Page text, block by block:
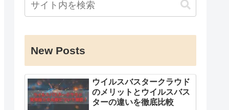
New Posts
ウイルスバスタークラウド
のメリットとウイルスバス
ターの違いを徹底比較